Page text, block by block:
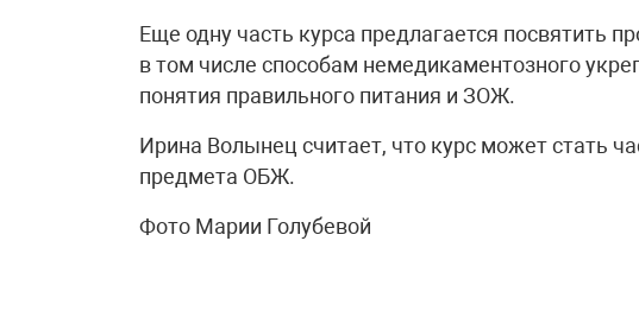
Еще одну часть курса предлагается посвятить
в том числе способам немедикаментозного
понятия правильного питания и ЗОЖ.
Ирина Волынец считает, что курс может стать
предмета ОБЖ.
Фото Марии Голубевой